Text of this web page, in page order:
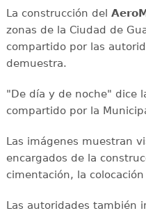
La construcción del
zonas de la Ciudad de
compartido por las
demuestra.
"De día y de noche" dice
compartido por la
Las imágenes muestran
encargados de la
cimentación, la
Las autoridades también